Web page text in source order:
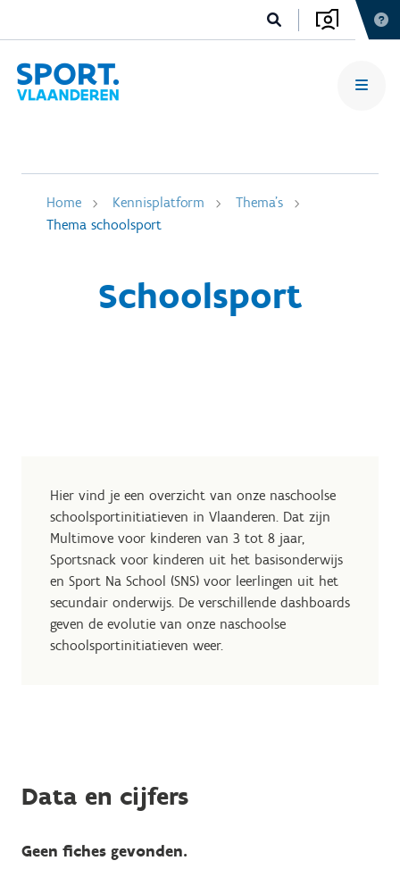
Home Kennisplatform
Thema's
Thema schoolsport
Schoolsport
Hier vind je een overzicht van onze naschoolse
schoolsportinitiatieven in Vlaanderen. Dat zijn
Multimove voor kinderen van 3 tot 8 jaar,
Sportsnack voor kinderen uit het basisonderwijs
en Sport Na School (SNS) voor leerlingen uit het
secundair onderwijs. De verschillende dashboards
geven de evolutie van onze naschoolse
schoolsportinitiatieven weer.
Data en cijfers
Geen fiches gevonden.